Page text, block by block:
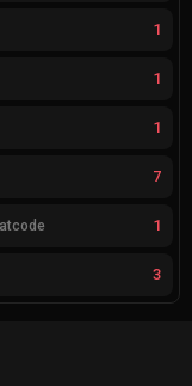
1
1
1
7
1
3